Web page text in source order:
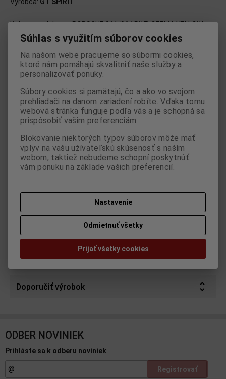
Výrobca: GT SPIRIT
Krásny model auta PORSCHE 911/964 RWB QEEMA YELLOW
2024 - GT492 v mierke 1:18 od výrobcu GT Spirit.
124,95 EUR


ks Pridať do košíka
Porovnať Pridať k oblúbeným
Tlač
Otázka na výrobok
Doporučiť výrobok
ODBER NOVINIEK
Prihláste sa k odberu noviniek
Registrovať
Súhlas s využitím súborov cookies
Na našom webe pracujeme so súbormi cookies,
ktoré nám pomáhajú skvalitniť naše služby a
personalizovať ponuky.
Súbory cookies si pamätajú, čo a ako vo svojom
prehliadači na danom zariadení robíte. Vďaka tomu
webová stránka funguje podľa vás a je schopná sa
prispôsobiť vašim preferenciám.
Blokovanie niektorých typov súborov môže mať
vplyv na vašu užívateľskú skúsenosť s naším
webom, taktiež nebudeme schopní poskytnúť
vám ponuku na základe vašich preferencií.
Nastavenie
Odmietnuť všetky
Prijať všetky cookies